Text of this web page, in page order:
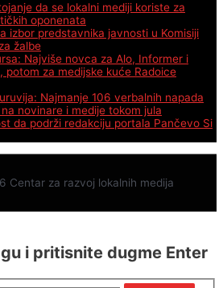
da se lokalni mediji koriste za
oponenata
izbor predstavnika javnosti u Komisiji
žalbe
Najviše novca za Alo, Informer i
potom za medijske kuće Radoice
Najmanje 106 verbalnih napada
novinare i medije tokom jula
da podrži redakciju portala Pančevo Si
Centar za razvoj lokalnih medija
i pritisnite dugme Enter